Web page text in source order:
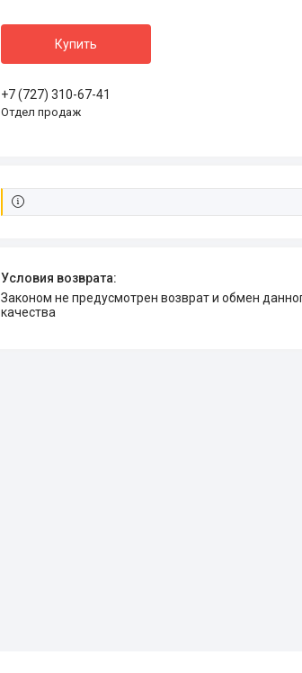
Купить
+7 (727) 310-67-41
Отдел продаж
Законом не предусмотрен возврат и обмен данного товара надлежащего
качества